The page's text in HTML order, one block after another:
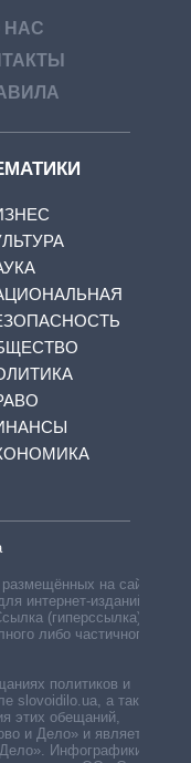
НАС
на сайте,
интернет-изданий —
(гиперссылка)
либо частичного
политиков и
slovoidilo.ua, а также
этих обещаний,
и Дело» и является
Инфографики,